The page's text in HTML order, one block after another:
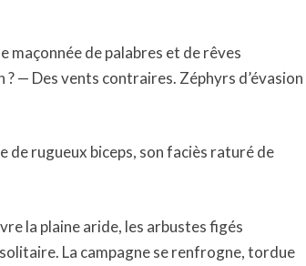
maçonnée de palabres et de rêves
— Des vents contraires. Zéphyrs d’évasion
de rugueux biceps, son faciès raturé de
la plaine aride, les arbustes figés
La campagne se renfrogne, tordue